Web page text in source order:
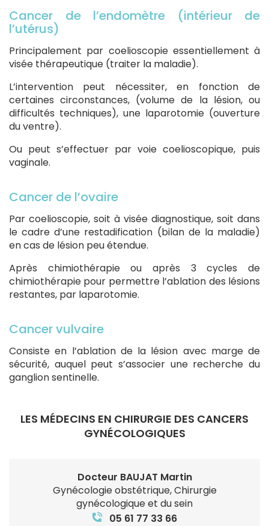
Cancer de l’endomètre (intérieur de
l’utérus)
Principalement par coelioscopie essentiellement à
visée thérapeutique (traiter la maladie).
L’intervention peut nécessiter, en fonction de
certaines circonstances, (volume de la lésion, ou
difficultés techniques), une laparotomie (ouverture
du ventre).
Ou peut s’effectuer par voie coelioscopique, puis
vaginale.
Cancer de l’ovaire
Par coelioscopie, soit à visée diagnostique, soit dans
le cadre d’une restadification (bilan de la maladie)
en cas de lésion peu étendue.
Après chimiothérapie ou après 3 cycles de
chimiothérapie pour permettre l’ablation des lésions
restantes, par laparotomie.
Cancer vulvaire
Consiste en l’ablation de la lésion avec marge de
sécurité, auquel peut s’associer une recherche du
ganglion sentinelle.
LES MÉDECINS EN CHIRURGIE DES CANCERS
GYNÉCOLOGIQUES
Docteur BAUJAT Martin
Gynécologie obstétrique, Chirurgie
gynécologique et du sein
05 61 77 33 66